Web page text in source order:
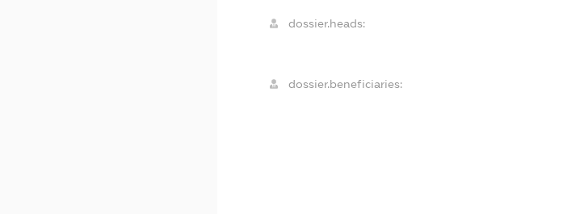
dossier.heads:
dossier.beneficiaries: